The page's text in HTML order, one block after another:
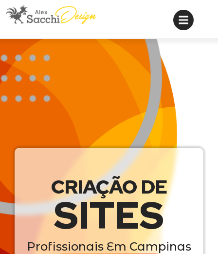
CRIAÇÃO DE
SITES
Profissionais Em Campinas